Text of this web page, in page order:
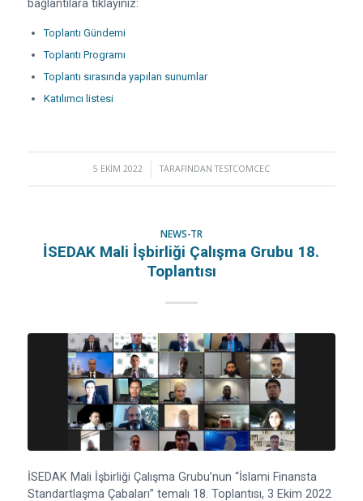
bağlantılara tıklayınız:
Toplantı Gündemi
Toplantı Programı
Toplantı sırasında yapılan sunumlar
Katılımcı listesi
5 EKIM 2022
/ TARAFINDANTESTCOMCEC
NEWS-TR
İSEDAK Mali İşbirliği Çalışma Grubu 18.
Toplantısı
İSEDAK Mali İşbirliği Çalışma Grubu’nun “İslami Finansta
Standartlaşma Çabaları” temalı 18. Toplantısı, 3 Ekim 2022